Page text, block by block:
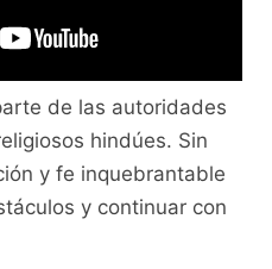
de las autoridades
hindúes. Sin
y fe inquebrantable
y continuar con